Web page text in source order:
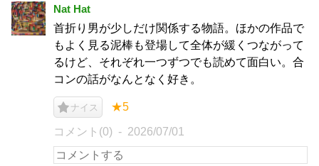
Nat Hat
首折り男が少しだけ関係する物語。ほかの作品で
もよく見る泥棒も登場して全体が緩くつながって
るけど、それぞれ一つずつでも読めて面白い。合
コンの話がなんとなく好き。
ナイス ★5
コメント(0) 2026/07/01